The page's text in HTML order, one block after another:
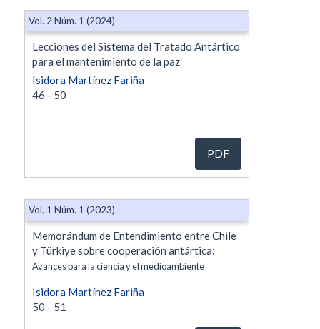
Lecciones del Sistema del Tratado Antártico
para el mantenimiento de la paz
Isidora Martínez Fariña
46 - 50
Vol. 2 Núm. 1 (2024)
PDF
Memorándum de Entendimiento entre Chile
y Türkiye sobre cooperación antártica:
Avances para la ciencia y el medioambiente
Isidora Martínez Fariña
50 - 51
Vol. 1 Núm. 1 (2023)